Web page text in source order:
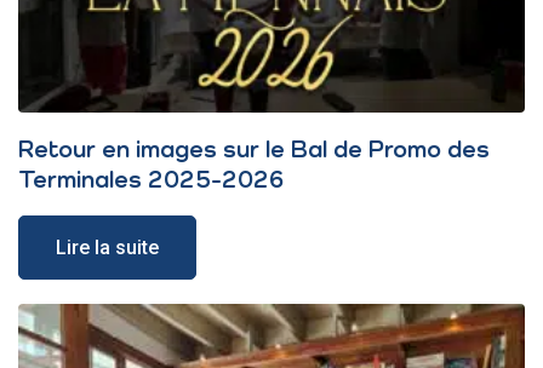
Retour en images sur le Bal de Promo des
Terminales 2025-2026
Lire la suite